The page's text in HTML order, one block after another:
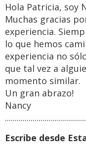
Hola Patricia, soy
Muchas gracias
experiencia.
lo que hemos
experiencia no
que tal vez a
momento similar.
Un gran abrazo!
Nancy
Escribe desde